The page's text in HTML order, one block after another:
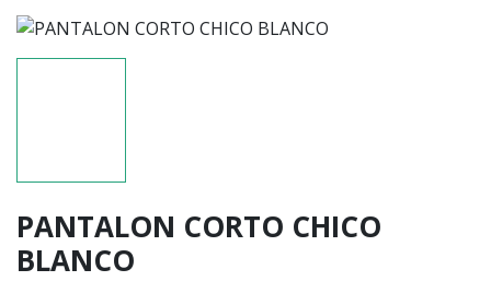
PANTALON CORTO CHICO
BLANCO